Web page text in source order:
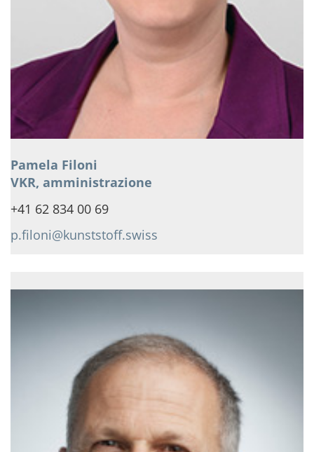
Pamela Filoni
VKR, amministrazione
+41 62 834 00 69
p.filoni@kunststoff.swiss